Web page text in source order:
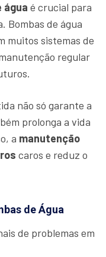
água é crucial para
Bombas de água
muitos sistemas de
regular
não só garante a
prolonga a vida
a manutenção
caros e reduz o
de Água
de problemas em